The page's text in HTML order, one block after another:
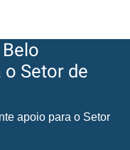
Setor de
apoio para o Setor